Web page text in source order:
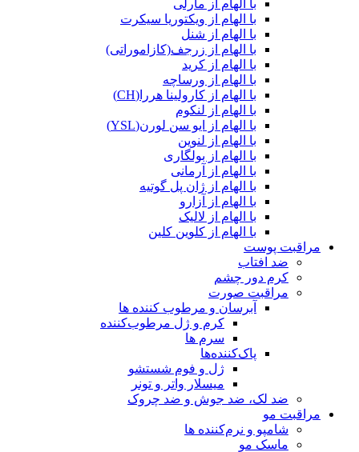
با الهام از مارلی
با الهام از ویکتوریا سیکرت
با الهام از شنل
با الهام از زرجف(کازاموراتی)
با الهام از کرید
با الهام از ورساچه
با الهام از کارولینا هررا(CH)
با الهام از لنکوم
با الهام از ایو سن لورن(YSL)
با الهام از لنوین
با الهام از بولگاری
با الهام از آرمانی
با الهام از ژان پل گوتیه
با الهام از آزارو
با الهام از لالیک
با الهام از کلوین کلین
مراقبت پوست
ضد افتاب
کرم دور چشم
مراقبت صورت
آبرسان و مرطوب کننده ها
کرم و ژل مرطوب‌کننده
سرم ها
پاک‌کننده‌ها
ژل و فوم شستشو
میسلار واتر و تونر
ضد لک، ضد جوش و ضد چروک
مراقبت مو
شامپو و نرم‌کننده ها
ماسک مو